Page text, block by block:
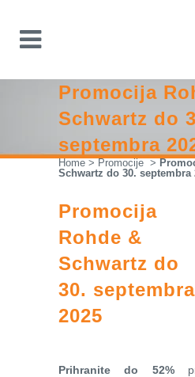
Promocija
Schwartz do
septembra
Home > Promocije >
Schwartz do 30. septembra
Promocija
Rohde &
Schwartz do
30. septembra
2025
Prihranite do 52%